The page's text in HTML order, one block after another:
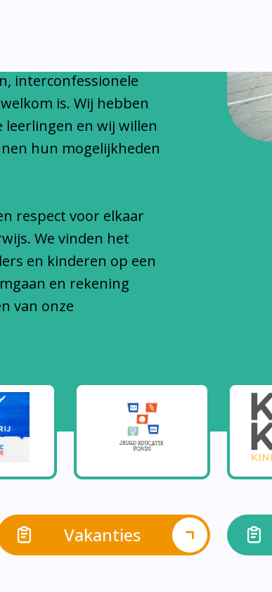
schitteren
interconfessionele
is. Wij hebben
leerlingen en wij willen
hun mogelijkheden
respect voor elkaar
We vinden het
en kinderen op een
en rekening
van onze
Vakanties